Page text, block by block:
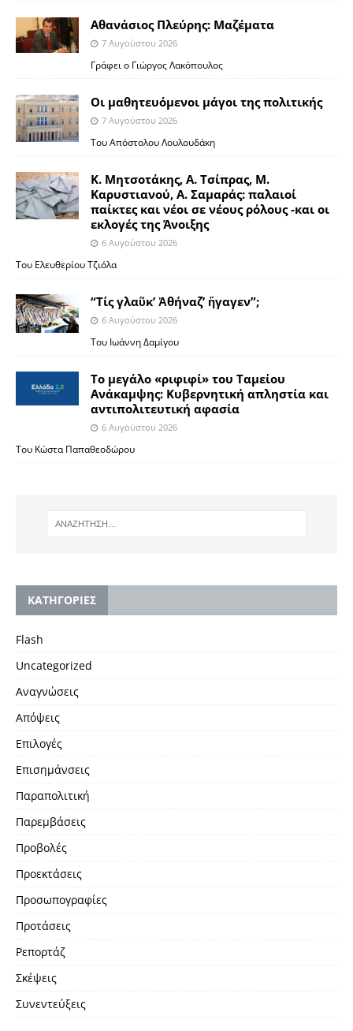
Αθανάσιος Πλεύρης: Μαζέματα
7 Αυγούστου 2026
Γράφει ο Γιώργος Λακόπουλος
Οι μαθητευόμενοι μάγοι της πολιτικής
7 Αυγούστου 2026
Του Απόστολου Λουλουδάκη
Κ. Μητσοτάκης, Α. Τσίπρας, Μ.
Καρυστιανού, Α. Σαμαράς: παλαιοί
παίκτες και νέοι σε νέους ρόλους -και οι
εκλογές της Άνοιξης
6 Αυγούστου 2026
Του Ελευθερίου Τζιόλα
“Τίς γλαῦκ’ Ἀθήναζ’ ἤγαγεν”;
6 Αυγούστου 2026
Του Ιωάννη Δαμίγου
Το μεγάλο «ριφιφί» του Ταμείου
Ανάκαμψης: Κυβερνητική απληστία και
αντιπολιτευτική αφασία
6 Αυγούστου 2026
Του Κώστα Παπαθεοδώρου
KΑΤΗΓΟΡΙΕΣ
Flash
Uncategorized
Αναγνώσεις
Απόψεις
Επιλογές
Επισημάνσεις
Παραπολιτική
Παρεμβάσεις
Προβολές
Προεκτάσεις
Προσωπογραφίες
Προτάσεις
Ρεπορτάζ
Σκέψεις
Συνεντεύξεις